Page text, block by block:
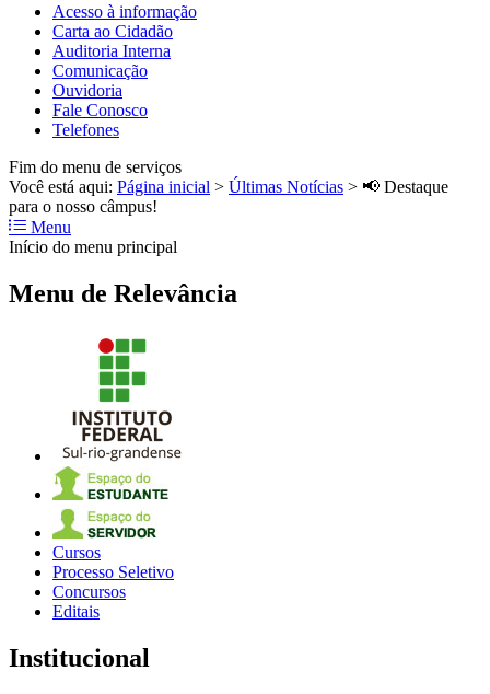
Acesso à informação
Carta ao Cidadão
Auditoria Interna
Comunicação
Ouvidoria
Fale Conosco
Telefones
Fim do menu de serviços
Você está aqui: Página inicial > Últimas Notícias > 📢 Destaque
para o nosso câmpus!
Menu
Início do menu principal
Menu de Relevância
Cursos
Processo Seletivo
Concursos
Editais
Institucional